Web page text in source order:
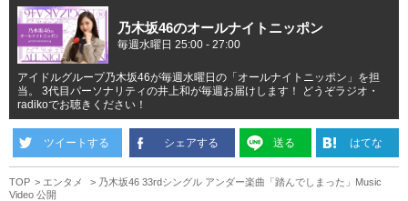
乃木坂46のオールナイトニッポン
毎週水曜日 25:00 - 27:00
アイドルグループ乃木坂46が毎週水曜日の「オールナイトニッポン」を担
当。 3代目パーソナリティの井上和が毎週お届けします！ どうぞラジオ・
radikoでお聴きください！
ツイートする シェアする 送る はてな
TOP エンタメ
乃木坂46 33rdシングル アンダー楽曲「踏んでしまった」Music
Video 公開